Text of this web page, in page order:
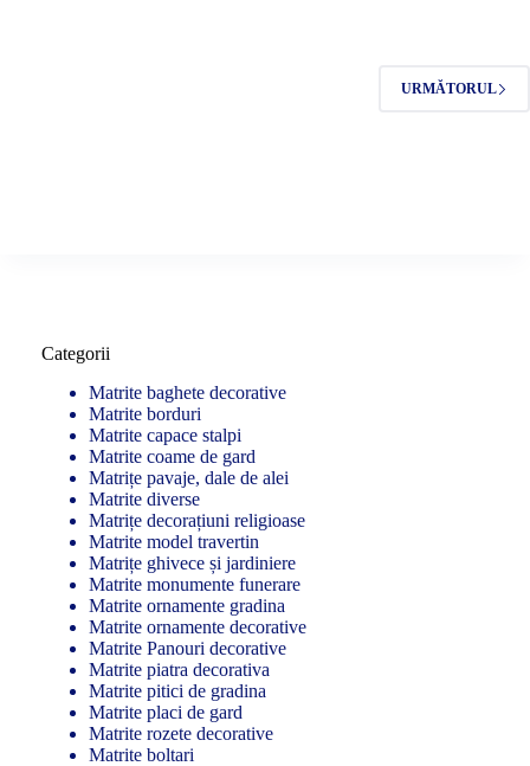
URMĂTORUL
Categorii
Matrite baghete decorative
Matrite borduri
Matrite capace stalpi
Matrite coame de gard
Matrițe pavaje, dale de alei
Matrite diverse
Matrițe decorațiuni religioase
Matrite model travertin
Matrițe ghivece și jardiniere
Matrite monumente funerare
Matrite ornamente gradina
Matrite ornamente decorative
Matrite Panouri decorative
Matrite piatra decorativa
Matrite pitici de gradina
Matrite placi de gard
Matrite rozete decorative
Matrite boltari